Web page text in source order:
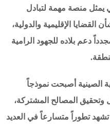
يمثل منصة مهمة لتبادل
القضايا الإقليمية والدولية،
دعم بلاده للجهود الرامية
الصينية أصبحت نموذجاً
وتحقيق المصالح المشتركة،
تطوراً متسارعاً في العديد